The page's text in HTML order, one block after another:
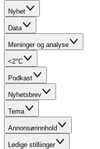
Nyhet
Data
Meninger og analyse
<2°C
Podkast
Nyhetsbrev
Tema
Annonsørinnhold
Ledige stilliinger